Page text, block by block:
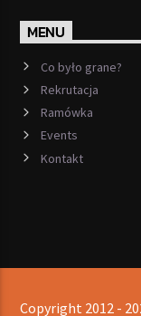
MENU
Co było grane?
Rekrutacja
Ramówka
Events
Kontakt
Copyright 2012 -